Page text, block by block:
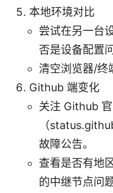
本地环境对比
尝试在另一台
否是设备配置问
清空浏览器/终
Github 端变化
关注 Github
（
故障公告。
查看是否有地
的中继节点问题